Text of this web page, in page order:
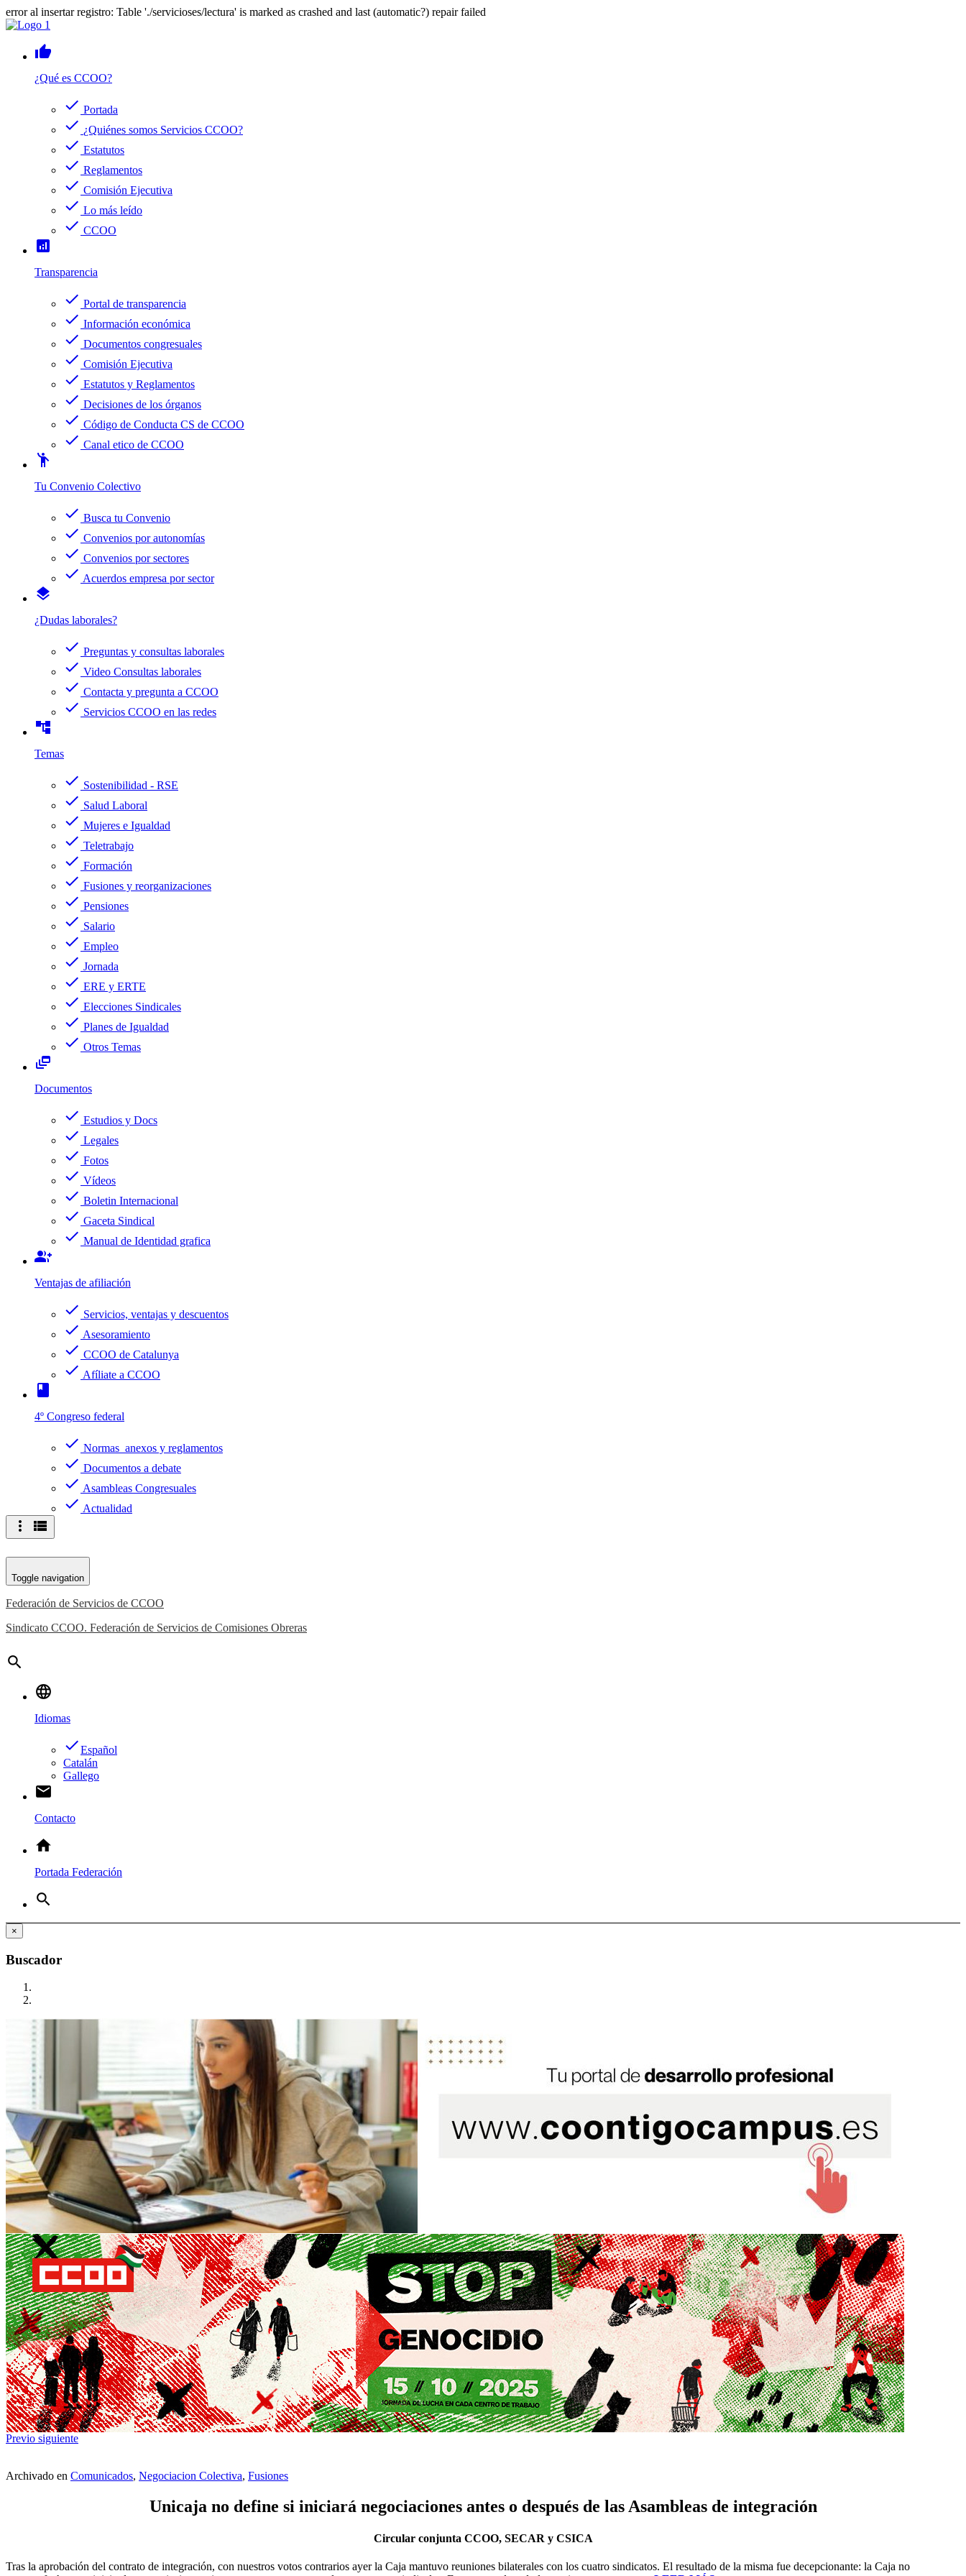
error al insertar registro: Table './servicioses/lectura' is marked as crashed and last (automatic?) repair failed
thumb_up
¿Qué es CCOO?
check Portada
check ¿Quiénes somos Servicios CCOO?
check Estatutos
check Reglamentos
check Comisión Ejecutiva
check Lo más leído
check CCOO
analytics
Transparencia
check Portal de transparencia
check Información económica
check Documentos congresuales
check Comisión Ejecutiva
check Estatutos y Reglamentos
check Decisiones de los órganos
check Código de Conducta CS de CCOO
check Canal etico de CCOO
emoji_people
Tu Convenio Colectivo
check Busca tu Convenio
check Convenios por autonomías
check Convenios por sectores
check Acuerdos empresa por sector
layers
¿Dudas laborales?
check Preguntas y consultas laborales
check Video Consultas laborales
check Contacta y pregunta a CCOO
check Servicios CCOO en las redes
account_tree
Temas
check Sostenibilidad - RSE
check Salud Laboral
check Mujeres e Igualdad
check Teletrabajo
check Formación
check Fusiones y reorganizaciones
check Pensiones
check Salario
check Empleo
check Jornada
check ERE y ERTE
check Elecciones Sindicales
check Planes de Igualdad
check Otros Temas
dynamic_feed
Documentos
check Estudios y Docs
check Legales
check Fotos
check Vídeos
check Boletin Internacional
check Gaceta Sindical
check Manual de Identidad grafica
group_add
Ventajas de afiliación
check Servicios, ventajas y descuentos
check Asesoramiento
check CCOO de Catalunya
check Afíliate a CCOO
book
4º Congreso federal
check Normas anexos y reglamentos
check Documentos a debate
check Asambleas Congresuales
check Actualidad
more_vert view_list
Toggle navigation
Federación de Servicios de CCOO
Sindicato CCOO. Federación de Servicios de Comisiones Obreras
search
language
Idiomas
doneEspañol
Catalán
Gallego
email
Contacto
home
Portada Federación
search
×
Buscador
Previo siguiente
Archivado en Comunicados, Negociacion Colectiva, Fusiones
Unicaja no define si iniciará negociaciones antes o después de las Asambleas de integración
Circular conjunta CCOO, SECAR y CSICA
Tras la aprobación del contrato de integración, con nuestros votos contrarios ayer la Caja mantuvo reuniones bilaterales con los cuatro sindicatos. El resultado de la misma fue decepcionante: la Caja no